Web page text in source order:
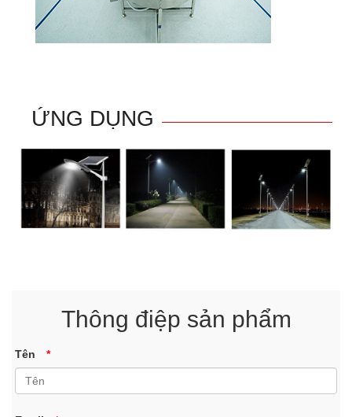
ỨNG DỤNG
Thông điệp sản phẩm
Tên *